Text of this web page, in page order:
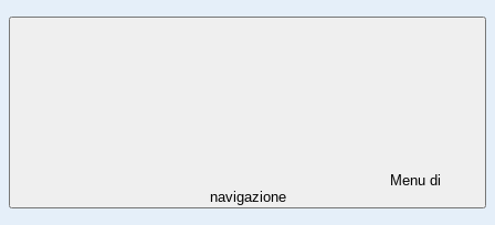
Menu di
navigazione